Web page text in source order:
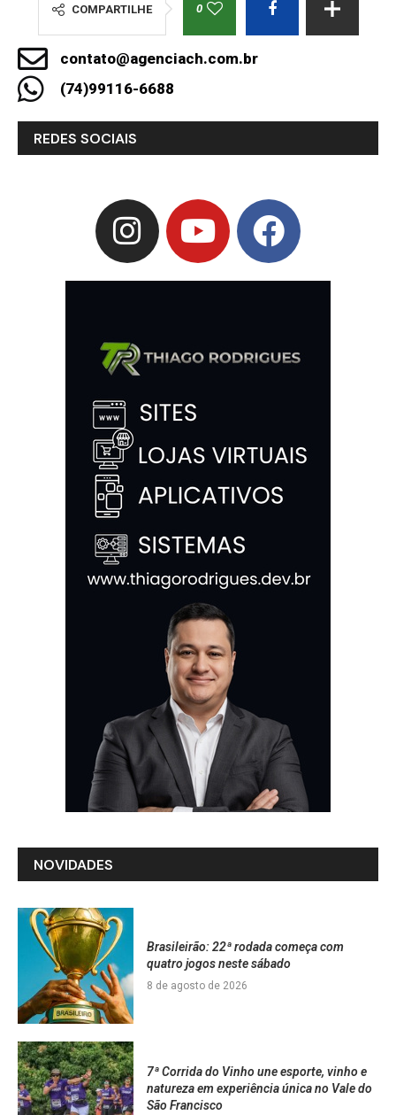
COMPARTILHE 0
contato@agenciach.com.br
(74)99116-6688
REDES SOCIAIS
NOVIDADES
Brasileirão: 22ª rodada começa com
quatro jogos neste sábado
8 de agosto de 2026
7ª Corrida do Vinho une esporte, vinho e
natureza em experiência única no Vale do
São Francisco